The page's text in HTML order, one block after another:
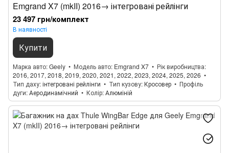
Emgrand X7 (mkII) 2016→ інтегровані рейлінги
23 497 грн/комплект
В наявності
Купити
Марка авто Geely Модель авто Emgrand X7
Рік виробництва
2016, 2017, 2018, 2019, 2020, 2021, 2022, 2023, 2024, 2025, 2026
Тип даху інтегровані рейлінги Тип кузову Кросовер
Профіль
дуги Аеродинамічний Колір Алюміній